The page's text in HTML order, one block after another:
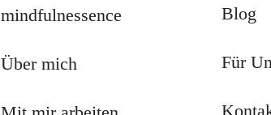
mindfulnessence
Über mich
Blog
Für